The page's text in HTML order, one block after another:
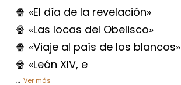
🍿 «El día de la revelación»
🍿 «Las locas del Obelisco»
🍿 «Viaje al país de los blancos»
🍿 «León XIV, e
... Ver más